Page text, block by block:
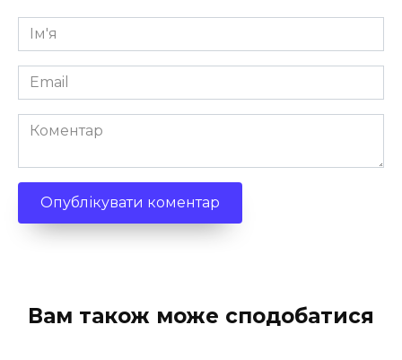
Ім'я
*
Email
*
Коментар
Вам також може сподобатися